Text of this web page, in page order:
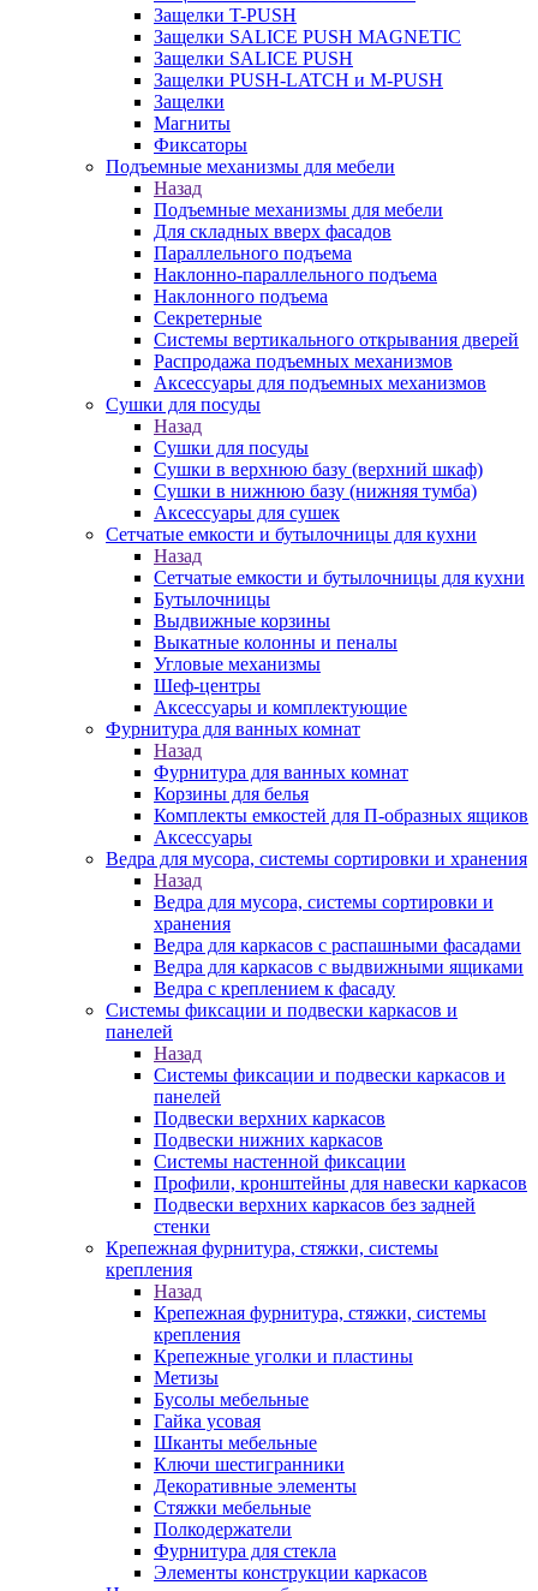
Защелки T-PUSH
Защелки SALICE PUSH MAGNETIC
Защелки SALICE PUSH
Защелки PUSH-LATCH и M-PUSH
Защелки
Магниты
Фиксаторы
Подъемные механизмы для мебели
Назад
Подъемные механизмы для мебели
Для складных вверх фасадов
Параллельного подъема
Наклонно-параллельного подъема
Наклонного подъема
Секретерные
Системы вертикального открывания дверей
Распродажа подъемных механизмов
Аксессуары для подъемных механизмов
Сушки для посуды
Назад
Сушки для посуды
Сушки в верхнюю базу (верхний шкаф)
Сушки в нижнюю базу (нижняя тумба)
Аксессуары для сушек
Сетчатые емкости и бутылочницы для кухни
Назад
Сетчатые емкости и бутылочницы для кухни
Бутылочницы
Выдвижные корзины
Выкатные колонны и пеналы
Угловые механизмы
Шеф-центры
Аксессуары и комплектующие
Фурнитура для ванных комнат
Назад
Фурнитура для ванных комнат
Корзины для белья
Комплекты емкостей для П-образных ящиков
Аксессуары
Ведра для мусора, системы сортировки и хранения
Назад
Ведра для мусора, системы сортировки и
хранения
Ведра для каркасов с распашными фасадами
Ведра для каркасов с выдвижными ящиками
Ведра с креплением к фасаду
Системы фиксации и подвески каркасов и
панелей
Назад
Системы фиксации и подвески каркасов и
панелей
Подвески верхних каркасов
Подвески нижних каркасов
Системы настенной фиксации
Профили, кронштейны для навески каркасов
Подвески верхних каркасов без задней
стенки
Крепежная фурнитура, стяжки, системы
крепления
Назад
Крепежная фурнитура, стяжки, системы
крепления
Крепежные уголки и пластины
Метизы
Бусолы мебельные
Гайка усовая
Шканты мебельные
Ключи шестигранники
Декоративные элементы
Стяжки мебельные
Полкодержатели
Фурнитура для стекла
Элементы конструкции каркасов